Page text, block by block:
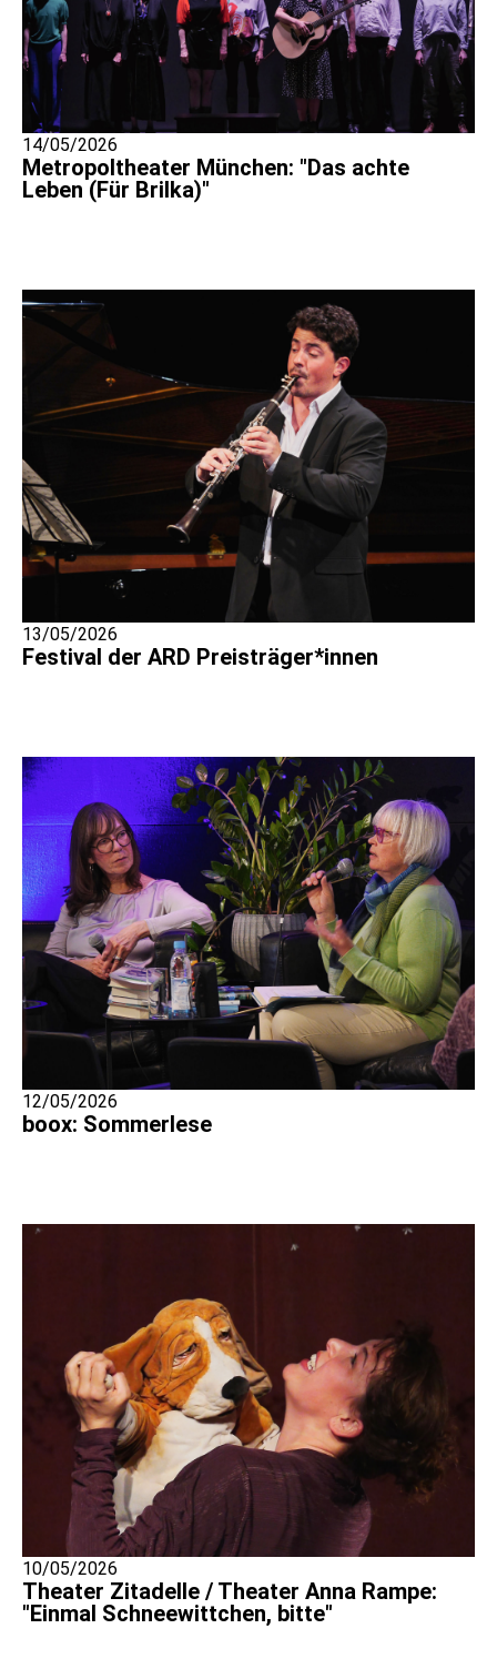
14/05/2026
Metropoltheater München: "Das achte
Leben (Für Brilka)"
13/05/2026
Festival der ARD Preisträger*innen
12/05/2026
boox: Sommerlese
10/05/2026
Theater Zitadelle / Theater Anna Rampe:
"Einmal Schneewittchen, bitte"